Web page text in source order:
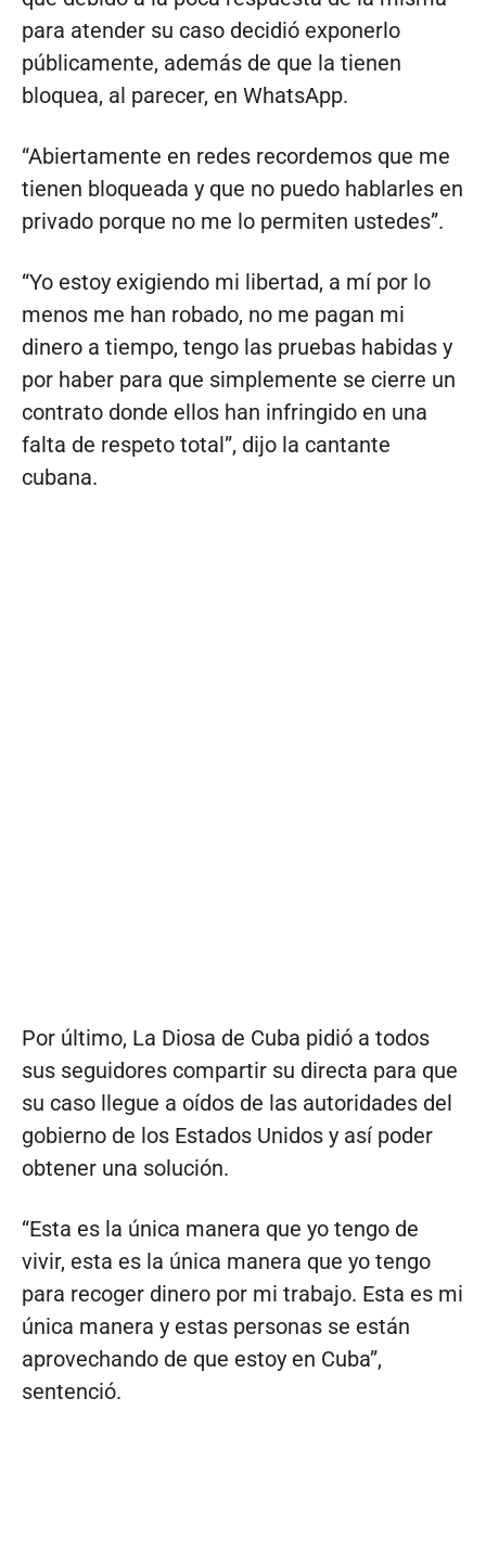
para atender su caso decidió exponerlo
públicamente, además de que la tienen
bloquea, al parecer, en WhatsApp.
“Abiertamente en redes recordemos que me
tienen bloqueada y que no puedo hablarles en
privado porque no me lo permiten ustedes”.
“Yo estoy exigiendo mi libertad, a mí por lo
menos me han robado, no me pagan mi
dinero a tiempo, tengo las pruebas habidas y
por haber para que simplemente se cierre un
contrato donde ellos han infringido en una
falta de respeto total”, dijo la cantante
cubana.
Por último, La Diosa de Cuba pidió a todos
sus seguidores compartir su directa para que
su caso llegue a oídos de las autoridades del
gobierno de los Estados Unidos y así poder
obtener una solución.
“Esta es la única manera que yo tengo de
vivir, esta es la única manera que yo tengo
para recoger dinero por mi trabajo. Esta es mi
única manera y estas personas se están
aprovechando de que estoy en Cuba”,
sentenció.